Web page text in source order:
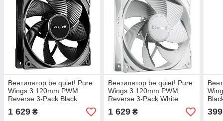
Вентилятор be quiet! Pure
Wings 3 120mm PWM
Reverse 3-Pack Black
(BL137)
1 629 ₴
Вентилятор be quiet! Pure
Wings 3 120mm PWM
Reverse 3-Pack White
(BL136)
1 629₴ 399